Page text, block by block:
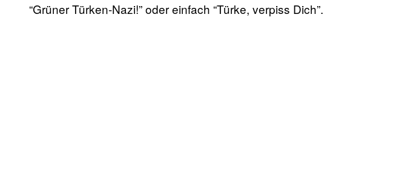
“Grüner Türken-Nazi!” oder einfach “Türke, verpiss Dich”.